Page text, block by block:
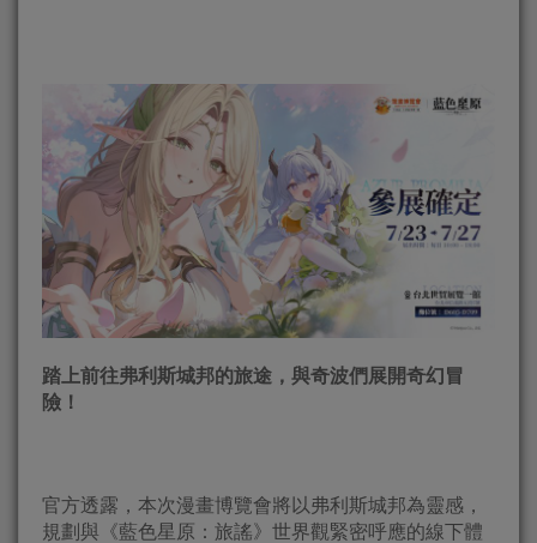
踏上前往弗利斯城邦的旅途，與奇波們展開奇幻冒
險！
官方透露，本次漫畫博覽會將以弗利斯城邦為靈感，
規劃與《藍色星原：旅謠》世界觀緊密呼應的線下體